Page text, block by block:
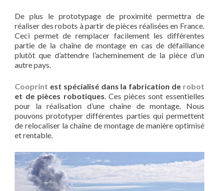
De plus le prototypage de proximité permettra de
réaliser des robots à partir de pièces réalisées en France.
Ceci permet de remplacer facilement les différentes
partie de la chaîne de montage en cas de défaillance
plutôt que d’attendre l’acheminement de la pièce d’un
autre pays.
Cooprint est spécialisé dans la fabrication de robot
et de pièces robotiques. Ces pièces sont essentielles
pour la réalisation d’une chaîne de montage. Nous
pouvons prototyper différentes parties qui permettent
de relocaliser la chaîne de montage de manière optimisé
et rentable.